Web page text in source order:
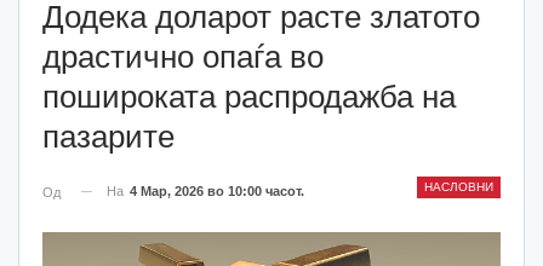
Додека доларот расте златото
драстично опаѓа во
пошироката распродажба на
пазарите
НАСЛОВНИ
Од На 4 Мар, 2026 во 10:00 часот.